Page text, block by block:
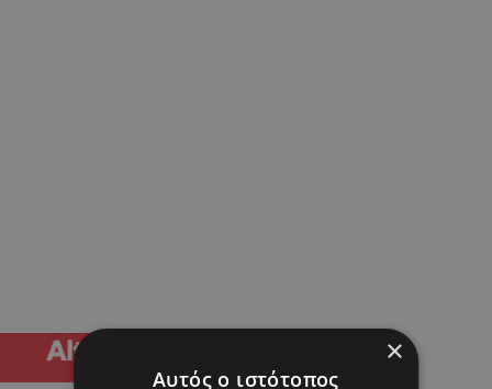
×
Αυτός ο ιστότοπος